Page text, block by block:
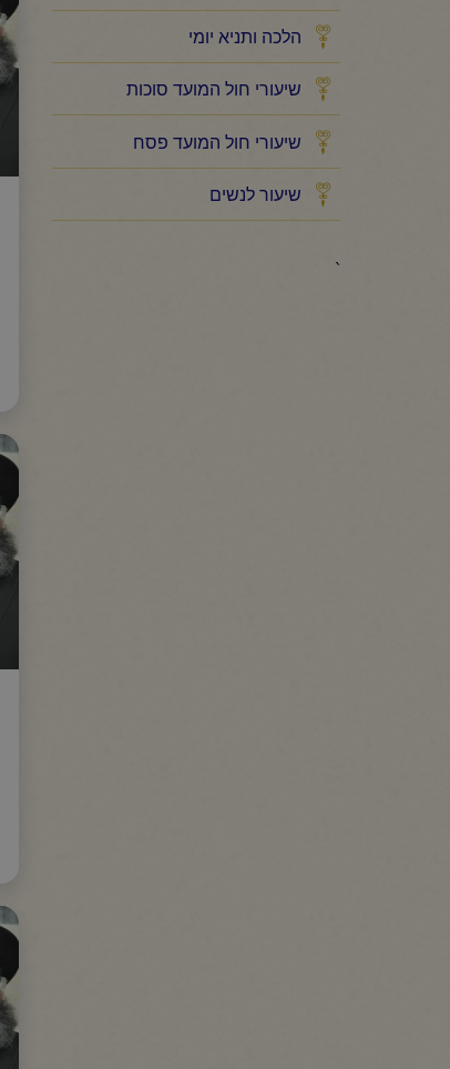
הלכה ותניא יומי
שיעורי חול המועד סוכות
שיעורי חול המועד פסח
שיעור לנשים
`